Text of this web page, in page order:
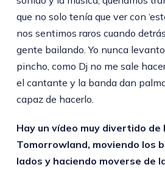
que no solo tenía que ver con
nos sentimos raros cuando
gente bailando. Yo nunca
pincho, como Dj no me sale
el cantante y la banda dan
capaz de hacerlo.
Hay un vídeo muy divertido
Tomorrowland, moviendo los
lados y haciendo moverse de